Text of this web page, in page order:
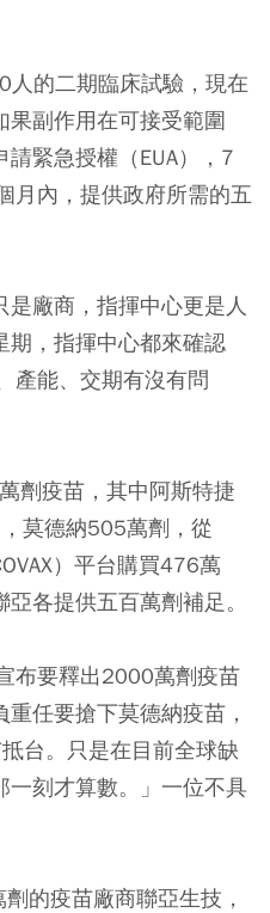
的二期臨床試驗，現在
果副作用在可接受範圍
緊急授權（EUA），7
月內，提供政府所需的五
廠商，指揮中心更是人
期，指揮中心都來確認
產能、交期有沒有問
劑疫苗，其中阿斯特捷
莫德納505萬劑，從
）平台購買476萬
各提供五百萬劑補足。
布要釋出2000萬劑疫苗
任要搶下莫德納疫苗，
台。只是在目前全球缺
一刻才算數。」一位不具
的疫苗廠商聯亞生技，